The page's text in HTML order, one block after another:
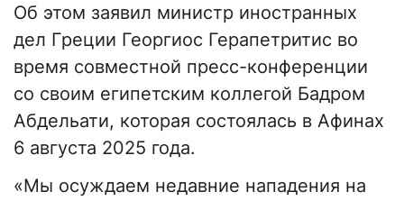
Об этом заявил министр иностранных
дел Греции Георгиос Герапетритис во
время совместной пресс-конференции
со своим египетским коллегой Бадром
Абдельати, которая состоялась в Афинах
6 августа 2025 года.
«Мы осуждаем недавние нападения на